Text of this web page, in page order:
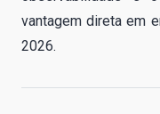
vantagem direta em
2026.